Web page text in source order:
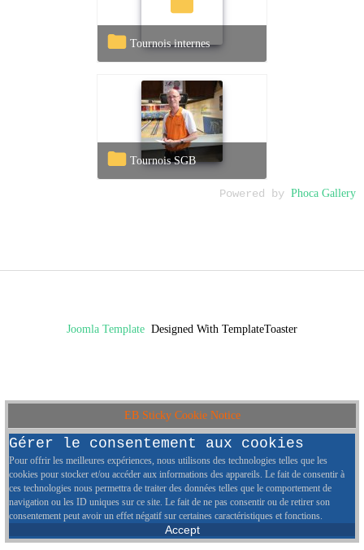
Tournois internes
Tournois SGB
Powered by Phoca Gallery
Joomla Template Designed With TemplateToaster
EB Sticky Cookie Notice
Gérer le consentement aux cookies
Pour offrir les meilleures expériences, nous utilisons des technologies telles que les
cookies pour stocker et/ou accéder aux informations des appareils. Le fait de consentir à
ces technologies nous permettra de traiter des données telles que le comportement de
navigation ou les ID uniques sur ce site. Le fait de ne pas consentir ou de retirer son
consentement peut avoir un effet négatif sur certaines caractéristiques et fonctions.
Accept